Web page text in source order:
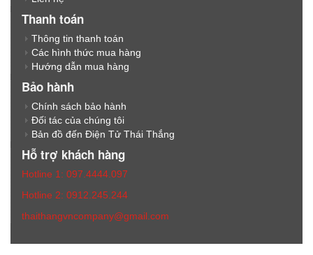
Thanh toán
Thông tin thanh toán
Các hình thức mua hàng
Hướng dẫn mua hàng
Bảo hành
Chính sách bảo hành
Đối tác của chúng tôi
Bản đồ đến Điện Tử Thái Thắng
Hỗ trợ khách hàng
Hotline 1: 097.4444.097
Hotline 2: 0912.245.244
thaithangvncompany@gmail.com